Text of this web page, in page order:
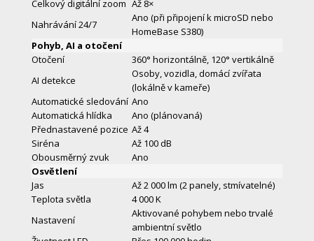
Celkový digitální zoom Až 8×
Nahrávání 24/7
Ano (při připojení k microSD nebo
HomeBase S380)
Pohyb, AI a otočení
Otočení
360° horizontálně, 120° vertikálně
AI detekce
Osoby, vozidla, domácí zvířata
(lokálně v kameře)
Automatické sledování Ano
Automatická hlídka
Ano (plánovaná)
Přednastavené pozice Až 4
Siréna
Až 100 dB
Obousměrný zvuk
Ano
Osvětlení
Jas
Až 2 000 lm (2 panely, stmívatelné)
Teplota světla
4 000 K
Nastavení
Aktivované pohybem nebo trvalé
ambientní světlo